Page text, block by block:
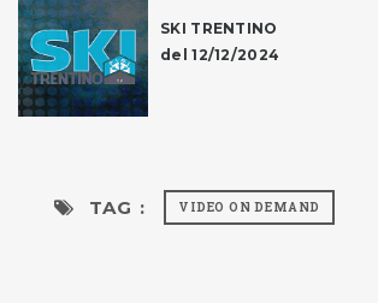
SKI TRENTINO
del 12/12/2024
TAG : VIDEO ON DEMAND